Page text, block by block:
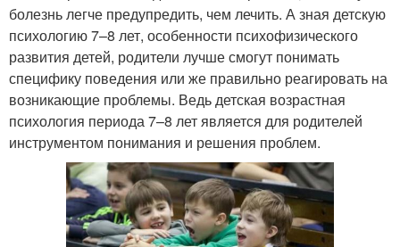
болезнь легче предупредить, чем лечить. А зная детскую
психологию 7–8 лет, особенности психофизического
развития детей, родители лучше смогут понимать
специфику поведения или же правильно реагировать на
возникающие проблемы. Ведь детская возрастная
психология периода 7–8 лет является для родителей
инструментом понимания и решения проблем.